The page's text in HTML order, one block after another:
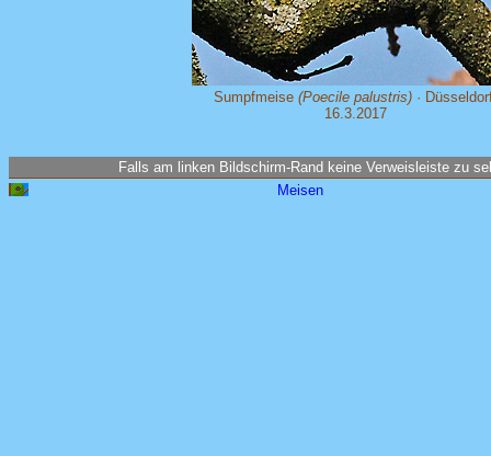
Sumpfmeise (Poecile palustris) ·
16.3.2017
Falls am linken Bildschirm-Rand keine Verweisleiste zu
Meisen